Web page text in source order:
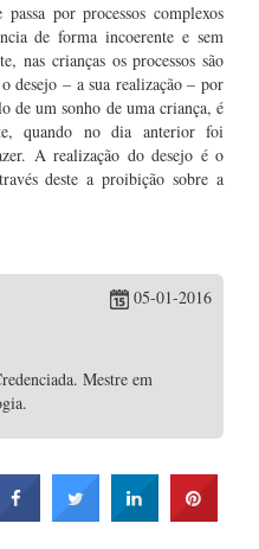
por processos complexos
de forma incoerente e sem
nas crianças os processos são
desejo – a sua realização – por
de um sonho de uma criança, é
quando no dia anterior foi
A realização do desejo é o
deste a proibição sobre a
05-01-2016
Mestre em